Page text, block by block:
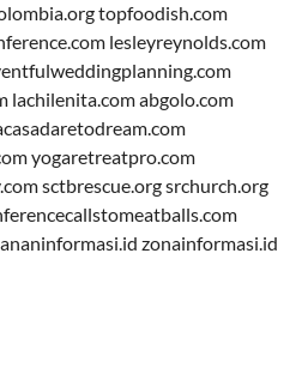
topfoodish.com
lesleyreynolds.com
lachilenita.comabgolo.com
yogaretreatpro.com
sctbrescue.orgsrchurch.org
zonainformasi.id